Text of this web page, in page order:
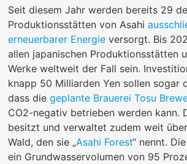
Seit diesem Jahr werden bereits 29
Produktionsstätten von Asahi
erneuerbarer Energie versorgt. Bis
allen japanischen Produktionsstätten
Werke weltweit der Fall sein.
knapp 50 Milliarden Yen sollen sogar
dass diegeplante Brauerei Tosu
CO2-negativ betrieben werden kann.
besitzt und verwaltet zudem weit
Wald, den sie „Asahi Forest“ nennt.
ein Grundwasservolumen von 95